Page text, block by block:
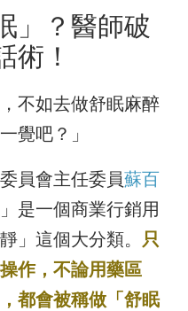
」？醫師破
術！
不如去做舒眠麻醉
覺吧？」
員會主任委員蘇百
是一個商業行銷用
」這個大分類。 只
作，不論用藥區
都會被稱做「舒眠